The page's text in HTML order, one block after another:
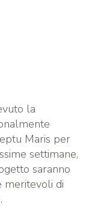
la
Maris per
settimane,
saranno
di